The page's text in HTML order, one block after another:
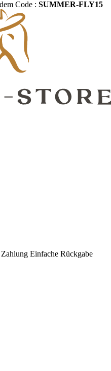
Code : SUMMER-FLY15
Zahlung Einfache Rückgabe